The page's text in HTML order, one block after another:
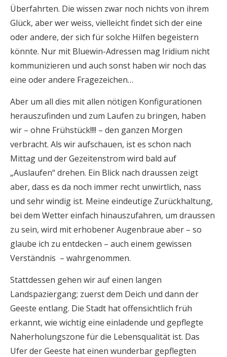
Überfahrten. Die wissen zwar noch nichts von ihrem
Glück, aber wer weiss, vielleicht findet sich der eine
oder andere, der sich für solche Hilfen begeistern
könnte. Nur mit Bluewin-Adressen mag Iridium nicht
kommunizieren und auch sonst haben wir noch das
eine oder andere Fragezeichen…
Aber um all dies mit allen nötigen Konfigurationen
herauszufinden und zum Laufen zu bringen, haben
wir – ohne Frühstück!!!! – den ganzen Morgen
verbracht. Als wir aufschauen, ist es schon nach
Mittag und der Gezeitenstrom wird bald auf
„Auslaufen“ drehen. Ein Blick nach draussen zeigt
aber, dass es da noch immer recht unwirtlich, nass
und sehr windig ist. Meine eindeutige Zurückhaltung,
bei dem Wetter einfach hinauszufahren, um draussen
zu sein, wird mit erhobener Augenbraue aber – so
glaube ich zu entdecken – auch einem gewissen
Verständnis – wahrgenommen.
Stattdessen gehen wir auf einen langen
Landspaziergang; zuerst dem Deich und dann der
Geeste entlang. Die Stadt hat offensichtlich früh
erkannt, wie wichtig eine einladende und gepflegte
Naherholungszone für die Lebensqualität ist. Das
Ufer der Geeste hat einen wunderbar gepflegten